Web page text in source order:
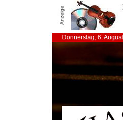
Anzeige
Donnerstag, 6.